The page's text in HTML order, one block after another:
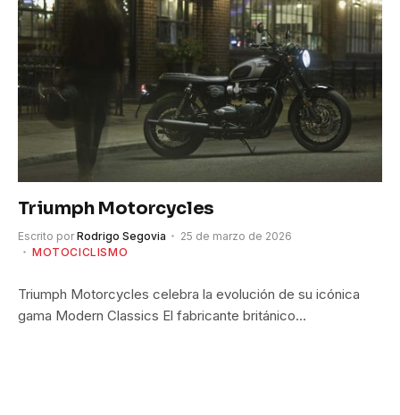
Triumph Motorcycles
Escrito por Rodrigo Segovia
25 de marzo de 2026
MOTOCICLISMO
Triumph Motorcycles celebra la evolución de su icónica
gama Modern Classics El fabricante británico…